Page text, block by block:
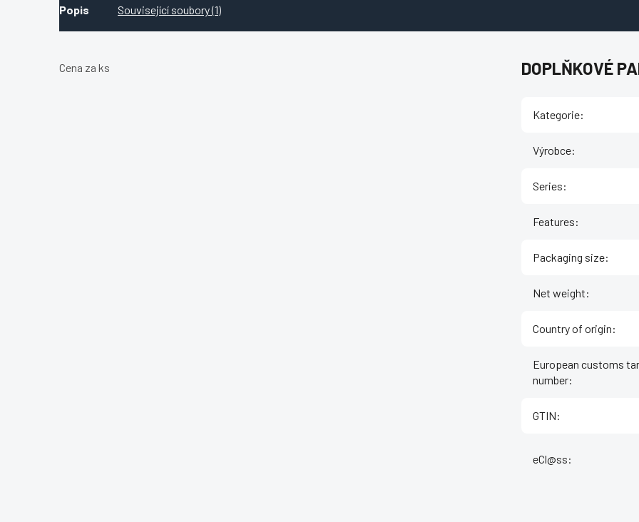
Popis Související soubory (1)
Cena za ks DOPLŇKOVÉ
Kategorie:
Výrobce:
Series:
Features:
Packaging size:
Net weight:
Country of origin:
European customs
number:
GTIN:
eCl@ss: